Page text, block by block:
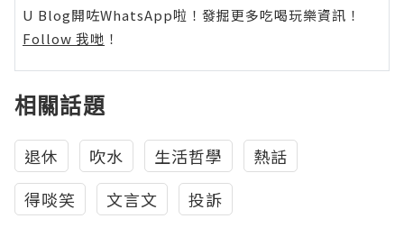
U Blog開咗WhatsApp啦！發掘更多吃喝玩樂資訊！
Follow 我哋 ！
相關話題
退休 吹水 生活哲學
熱話
得啖笑
文言文 投訴